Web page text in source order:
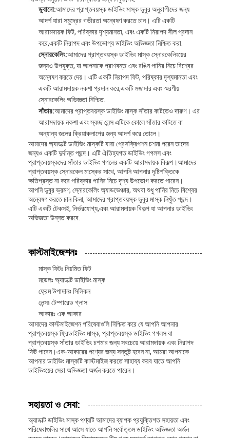
পণ্য
ভিডিও
আমাদের সম্বন্ধে
আমাদের সাথে যোগাযোগ
মামলা
প্রাপ্তবয়স্ক ডাইভিং মাস্ক
ডাইভিং স্নরকেল
ডুবানো:আমাদের প্রাপ্তবয়স্ক ডাইভিং মাস্ক ডুবুর অনুরাগীদের জন্য
আদর্শ যারা সমুদ্রের গভীরতা অন্বেষণ করতে চান। এটি একটি
আরামদায়ক ফিট, পরিষ্কার দৃশ্যমানতা, এবং একটি নিরাপদ সীল প্রদান
করে,একটি নিরাপদ এবং উপভোগ্য ডাইভিং অভিজ্ঞতা নিশ্চিত করা.
স্নোরকেলিং:আমাদের প্রাপ্তবয়স্ক ডাইভিং মাস্ক স্নোরকেলিংয়ের
জন্যও উপযুক্ত, যা আপনাকে প্রাণবন্ত এবং রঙিন পানির নিচে বিশ্বের
অন্বেষণ করতে দেয়। এটি একটি নিরাপদ ফিট, পরিষ্কার দৃশ্যমানতা এবং
একটি আরামদায়ক নকশা প্রদান করে,একটি মজাদার এবং স্মরণীয়
স্নোরকেলিং অভিজ্ঞতা নিশ্চিত.
সাঁতার:আমাদের প্রাপ্তবয়স্ক ডাইভিং মাস্ক সাঁতার কাটতেও দারুণ। এর
আরামদায়ক নকশা এবং স্বচ্ছ লেন্স এটিকে কোলে সাঁতার কাটতে বা
অন্যান্য জলের ক্রিয়াকলাপের জন্য আদর্শ করে তোলে।
আমাদের অ্যাডাল্ট ডাইভিং মাস্কটি যারা প্রেসক্রিপশন চশমা পরেন তাদের
জন্যও একটি দুর্দান্ত পছন্দ। এটি ঐতিহ্যগত ডাইভিং গগলস এবং
প্রাপ্তবয়স্কদের সাঁতার ডাইভিং গগলের একটি আরামদায়ক বিকল্প।আমাদের
প্রাপ্তবয়স্ক স্নোরকেল মাস্কের সাথে, আপনি আপনার দৃষ্টিশক্তিকে
ক্ষতিগ্রস্ত না করে পরিষ্কার পানির নিচে দৃশ্য উপভোগ করতে পারেন।
আপনি ডুবুর ভ্রমণ, স্নোরকেলিং অ্যাডভেঞ্চার, অথবা শুধু পানির নিচে বিশ্বের
অন্বেষণ করতে চান কিনা, আমাদের প্রাপ্তবয়স্ক ডুবুর মাস্ক নিখুঁত পছন্দ।
এটি একটি টেকসই, নির্ভরযোগ্য,এবং আরামদায়ক বিকল্প যা আপনার ডাইভিং
অভিজ্ঞতা উন্নত করবে.
কাস্টমাইজেশনঃ
মাস্ক ফিটঃ নিয়মিত ফিট
মডেলঃ অ্যাডাল্ট ডাইভিং মাস্ক
ফ্রেম উপাদানঃ সিলিকন
লেন্সঃ টেম্পারেড গ্লাস
আকারঃ এক আকার
আমাদের কাস্টমাইজেশন পরিষেবাগুলি নিশ্চিত করে যে আপনি আপনার
প্রাপ্তবয়স্ক ফ্রিডাইভিং মাস্ক, প্রাপ্তবয়স্ক ডাইভিং গগলস বা
প্রাপ্তবয়স্ক সাঁতার ডাইভিং চশমার জন্য সবচেয়ে আরামদায়ক এবং নিরাপদ
ফিট পাবেন।এক-আকারের পণ্যের জন্য সন্তুষ্ট হবেন না, আমরা আপনাকে
আপনার ডাইভিং মাস্কটি কাস্টমাইজ করতে সাহায্য করব যাতে আপনি
ডাইভিংয়ের সেরা অভিজ্ঞতা অর্জন করতে পারেন।
সহায়তা ও সেবা:
অ্যাডাল্ট ডাইভিং মাস্ক পণ্যটি আমাদের ব্যাপক প্রযুক্তিগত সহায়তা এবং
পরিষেবাগুলির সাথে আসে যাতে আপনি সর্বোত্তম ডাইভিং অভিজ্ঞতা অর্জন